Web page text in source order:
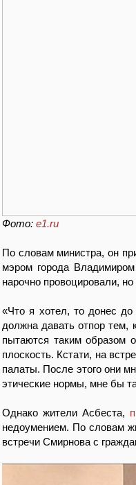
Фото: e1.ru
По словам министра, он
мэром города
нарочно провоцировали,
«Что я хотел, то донес
должна давать отпор тем,
пытаются таким образом
плоскость. Кстати, на
палаты. После этого они
этические нормы, мне бы
Однако жители Асбеста,
недоумением. По словам
встречи Смирнова с